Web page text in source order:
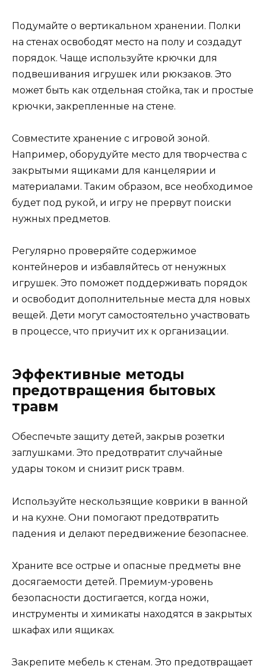
Подумайте о вертикальном хранении. Полки
на стенах освободят место на полу и создадут
порядок. Чаще используйте крючки для
подвешивания игрушек или рюкзаков. Это
может быть как отдельная стойка, так и простые
крючки, закрепленные на стене.
Совместите хранение с игровой зоной.
Например, оборудуйте место для творчества с
закрытыми ящиками для канцелярии и
материалами. Таким образом, все необходимое
будет под рукой, и игру не прервут поиски
нужных предметов.
Регулярно проверяйте содержимое
контейнеров и избавляйтесь от ненужных
игрушек. Это поможет поддерживать порядок
и освободит дополнительные места для новых
вещей. Дети могут самостоятельно участвовать
в процессе, что приучит их к организации.
Эффективные методы
предотвращения бытовых
травм
Обеспечьте защиту детей, закрыв розетки
заглушками. Это предотвратит случайные
удары током и снизит риск травм.
Используйте нескользящие коврики в ванной
и на кухне. Они помогают предотвратить
падения и делают передвижение безопаснее.
Храните все острые и опасные предметы вне
досягаемости детей. Премиум-уровень
безопасности достигается, когда ножи,
инструменты и химикаты находятся в закрытых
шкафах или ящиках.
Закрепите мебель к стенам. Это предотвращает